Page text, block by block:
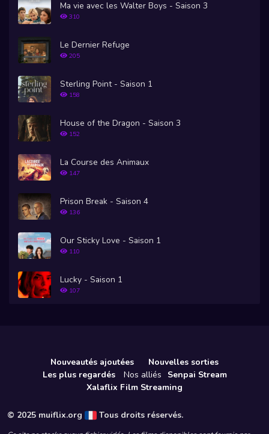
Ma vie avec les Walter Boys - Saison 3
310
Le Dernier Refuge
205
Sterling Point - Saison 1
158
House of the Dragon - Saison 3
152
La Course des Animaux
147
Prison Break - Saison 4
136
Our Sticky Love - Saison 1
110
Lucky - Saison 1
107
Nouveautés ajoutées
Nouvelles sorties
Les plus regardés
Nos alliés
Senpai Stream
Xalaflix Film Streaming
© 2025 muiflix.org Tous droits réservés.